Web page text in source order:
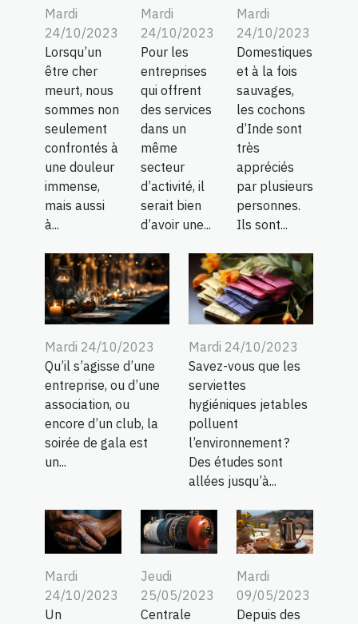
Mardi
24/10/2023
Lorsqu’un
être cher
meurt, nous
sommes non
seulement
confrontés à
une douleur
immense,
mais aussi
à...
Mardi
24/10/2023
Pour les
entreprises
qui offrent
des services
dans un
même
secteur
d’activité, il
serait bien
d’avoir une...
Mardi
24/10/2023
Domestiques
et à la fois
sauvages,
les cochons
d’Inde sont
très
appréciés
par plusieurs
personnes.
Ils sont...
Mardi 24/10/2023
Qu’il s’agisse d’une
entreprise, ou d’une
association, ou
encore d’un club, la
soirée de gala est
un...
Mardi 24/10/2023
Savez-vous que les
serviettes
hygiéniques jetables
polluent
l’environnement ?
Des études sont
allées jusqu’à...
Mardi
24/10/2023
Un
Jeudi
25/05/2023
Centrale
Mardi
09/05/2023
Depuis des